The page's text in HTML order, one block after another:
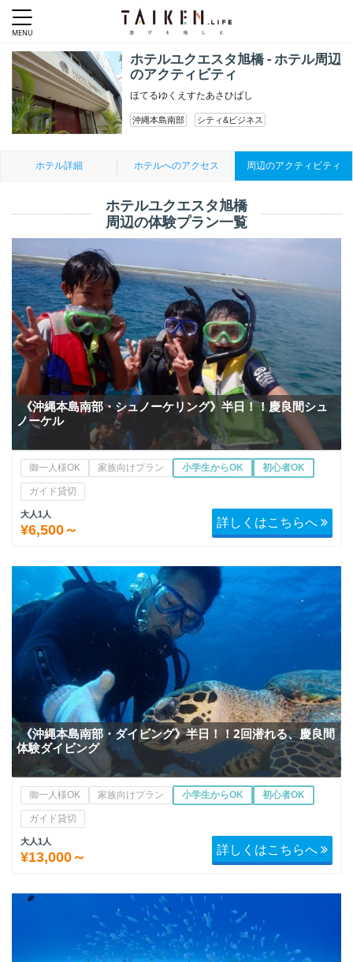
ホテルユクエスタ旭橋 - ホテル周辺
のアクティビティ
ほてるゆくえすたあさひばし
沖縄本島南部 シティ&ビジネス
ホテル詳細 ホテルへのアクセス 周辺のアクティビティ
ホテルユクエスタ旭橋
周辺の体験プラン一覧
《沖縄本島南部・シュノーケリング》半日！！慶良間シュ
ノーケル
御一人様OK 家族向けプラン 小学生からOK 初心者OK
ガイド貸切
大人1人
¥6,500～ 詳しくはこちらへ
《沖縄本島南部・ダイビング》半日！！2回潜れる、慶良間
体験ダイビング
御一人様OK 家族向けプラン 小学生からOK 初心者OK
ガイド貸切
大人1人
¥13,000～ 詳しくはこちらへ